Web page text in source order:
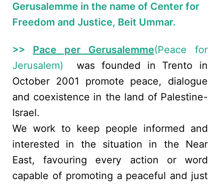
Gerusalemme in the name of Center for
Freedom and Justice, Beit Ummar.
>> Pace per Gerusalemme(Peace for
Jerusalem)was founded in Trento in
October 2001 promote peace, dialogue
and coexistence in the land of Palestine-
Israel.
We work to keep people informed and
interested in the situation in the Near
East, favouring every action or word
capable of promoting a peaceful and just